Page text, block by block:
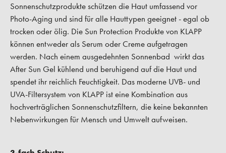
Sonnenschutzprodukte schützen die Haut umfassend vor
Photo-Aging und sind für alle Hauttypen geeignet - egal ob
trocken oder ölig. Die Sun Protection Produkte von KLAPP
können entweder als Serum oder Creme aufgetragen
werden. Nach einem ausgedehnten Sonnenbad wirkt das
After Sun Gel kühlend und beruhigend auf die Haut und
spendet ihr reichlich Feuchtigkeit. Das moderne UVB- und
UVA-Filtersystem von KLAPP ist eine Kombination aus
hochverträglichen Sonnenschutzfiltern, die keine bekannten
Nebenwirkungen für Mensch und Umwelt aufweisen.